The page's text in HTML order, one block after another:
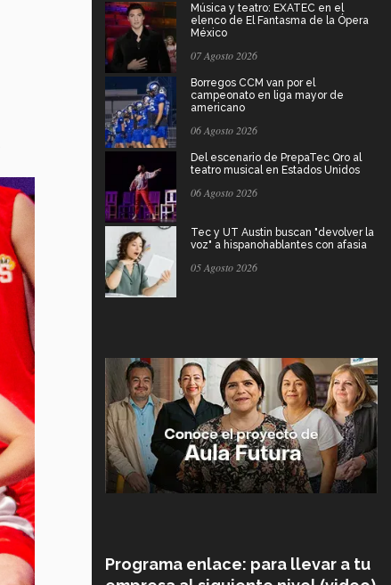
Música y teatro: EXATEC en el
elenco de El Fantasma de la Ópera
México
07 Agosto 2026
Borregos CCM van por el
campeonato en liga mayor de
americano
06 Agosto 2026
Del escenario de PrepaTec Qro al
teatro musical en Estados Unidos
06 Agosto 2026
Tec y UT Austin buscan "devolver la
voz" a hispanohablantes con afasia
05 Agosto 2026
Programa enlace: para llevar a tu